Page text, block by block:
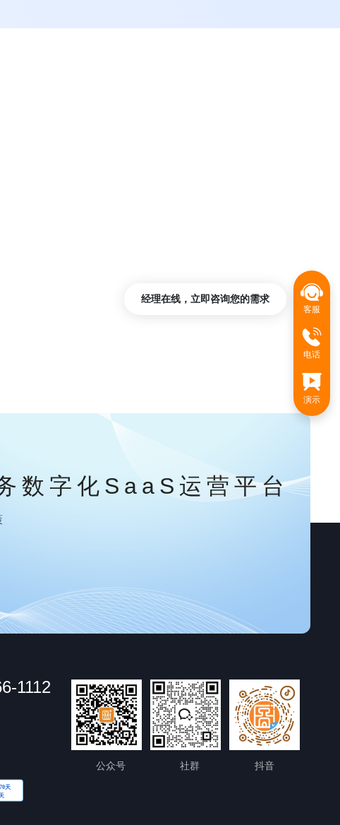
数字化SaaS运营平台
1112
公众号
社群 抖音
客服
电话
演示
经理在线，立即咨询您的需求